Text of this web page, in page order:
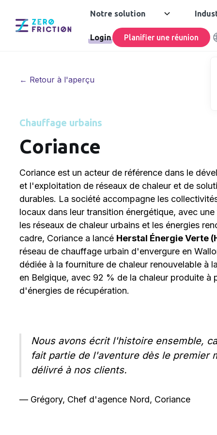
Notre solution
Login Planifier une réunion
← Retour à l'aperçu
Chauffage urbains
Coriance
Coriance est un acteur de référence dans le
et l'exploitation de réseaux de chaleur et de
durables. La société accompagne les
locaux dans leur transition énergétique, avec
les réseaux de chaleur urbains et les énergies
cadre, Coriance a lancé Herstal Énergie Verte
réseau de chauffage urbain d'envergure en
dédiée à la fourniture de chaleur renouvelable à
en Belgique, avec 92 % de la chaleur produite à
d'énergies de récupération.
Nous avons écrit l'histoire ensemble,
fait partie de l'aventure dès le premier
délivré à nos clients.
— Grégory, Chef d'agence Nord, Coriance